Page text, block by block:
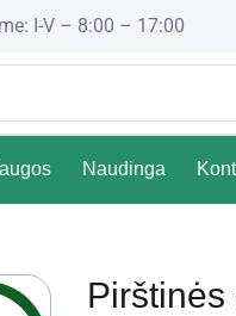
I-V – 8:00 – 17:00
Naudinga